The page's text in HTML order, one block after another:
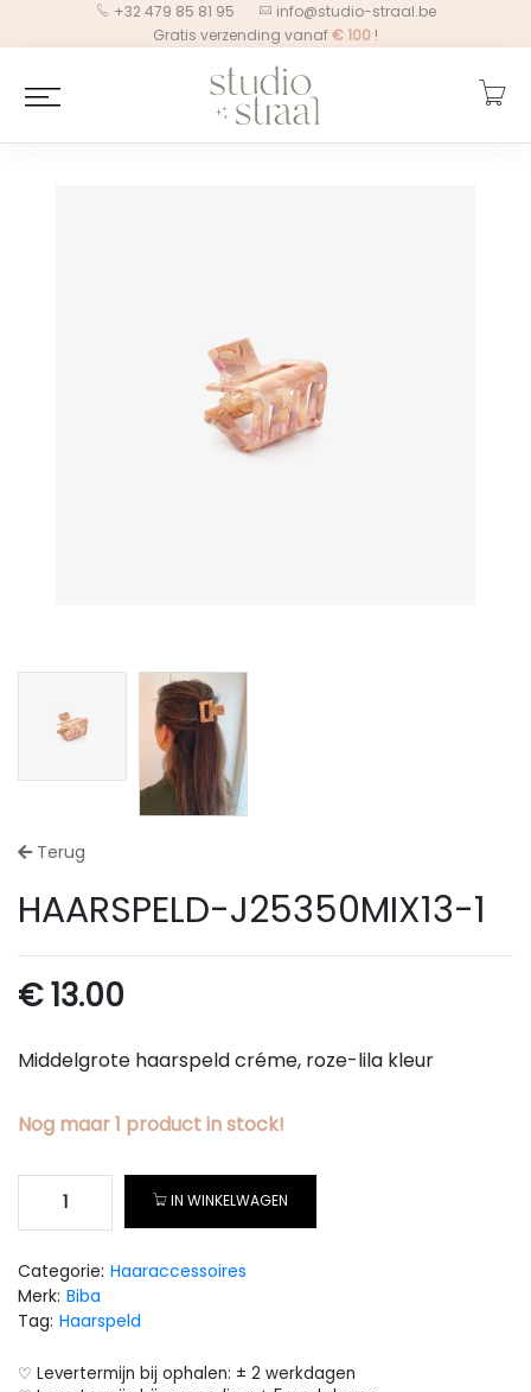
+32 479 85 81 95
info@studio-straal.be
Gratis verzending vanaf€100 !
Terug
HAARSPELD-J25350MIX13-1
€13.00
Middelgrote haarspeld créme, roze-lila kleur
Nog maar1 productin stock!
IN WINKELWAGEN
Categorie: Haaraccessoires
Merk: Biba
Tag: Haarspeld
♡ Levertermijn bij ophalen: ± 2 werkdagen